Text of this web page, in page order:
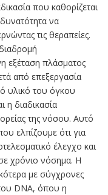
που καθορίζεται
να
τις θεραπείες.
εξέταση πλάσματος
από επεξεργασία
υλικό του όγκου
η διαδικασία
της νόσου. Αυτό
ελπίζουμε ότι για
έλεγχο και
χρόνιο νόσημα. Η
με σύγχρονες
DNA, όπου η